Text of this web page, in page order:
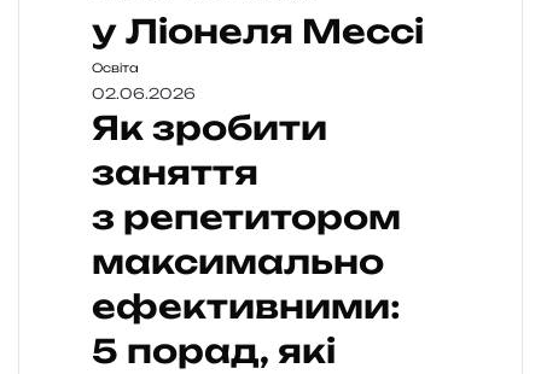
у Ліонеля Мессі
Освіта
02.06.2026
Як зробити
заняття
з репетитором
максимально
ефективними:
5 порад, які